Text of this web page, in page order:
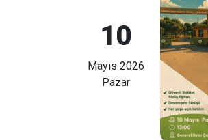
10
Mayıs 2026
Pazar